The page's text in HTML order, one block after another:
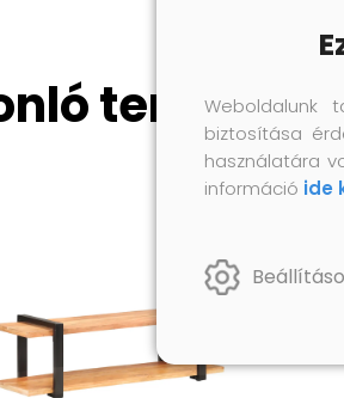
termékek
Weboldalunk
biztosítása
használatára
információ ide